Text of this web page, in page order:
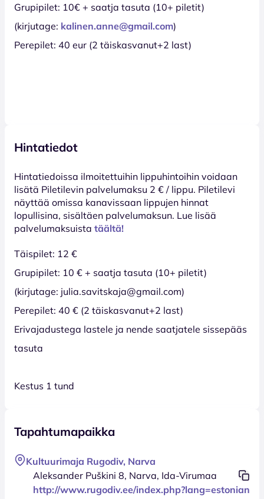
Grupipilet: 10€ + saatja tasuta (10+ piletit)
(kirjutage: kalinen.anne@gmail.com)
Perepilet: 40 eur (2 täiskasvanut+2 last)
Hintatiedot
Hinta­tiedoissa ilmoitettuihin lippuhintoihin voidaan
lisätä Piletilevin palvelumaksu 2 € / lippu. Piletilevi
näyttää omissa kanavissaan lippujen hinnat
lopullisina, sisältäen palvelumaksun. Lue lisää
palvelumaksuista täältä!
Täispilet: 12 €
Grupipilet: 10 € + saatja tasuta (10+ piletit)
(kirjutage: julia.savitskaja@gmail.com)
Perepilet: 40 € (2 täiskasvanut+2 last)
Erivajadustega lastele ja nende saatjatele sissepääs
tasuta
Kestus 1 tund
Tapahtumapaikka
Kultuurimaja Rugodiv, Narva
Aleksander Puškini 8, Narva, Ida-Virumaa
http://www.rugodiv.ee/index.php?lang=estonian